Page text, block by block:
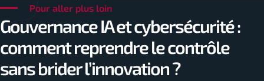
Pour aller plus loin
Gouvernance IA et cybersécurité :
comment reprendre le contrôle
sans brider l’innovation ?